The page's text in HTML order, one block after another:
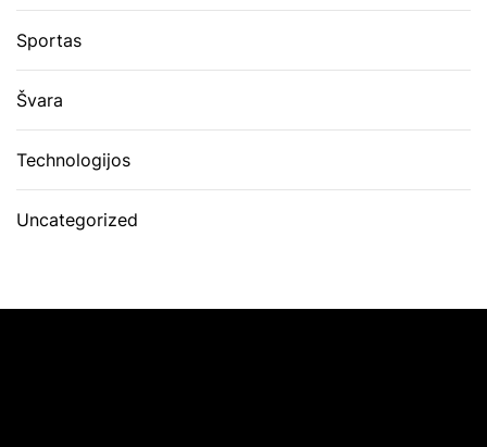
Sportas
Švara
Technologijos
Uncategorized